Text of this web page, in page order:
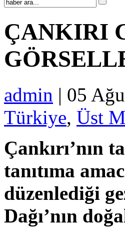
ÇANKIRI
admin | 05
Türkiye, Üst
tanıtıma
düzenlediği
Dağı’nın